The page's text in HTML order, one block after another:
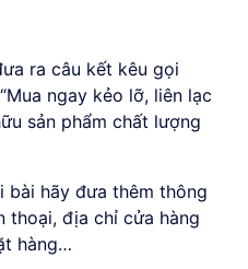
ra câu kết kêu gọi
ngay kẻo lỡ, liên lạc
sản phẩm chất lượng
bài hãy đưa thêm thông
thoại, địa chỉ cửa hàng
hàng…